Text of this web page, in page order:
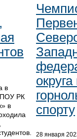
в
РК
в
спорту
28 января